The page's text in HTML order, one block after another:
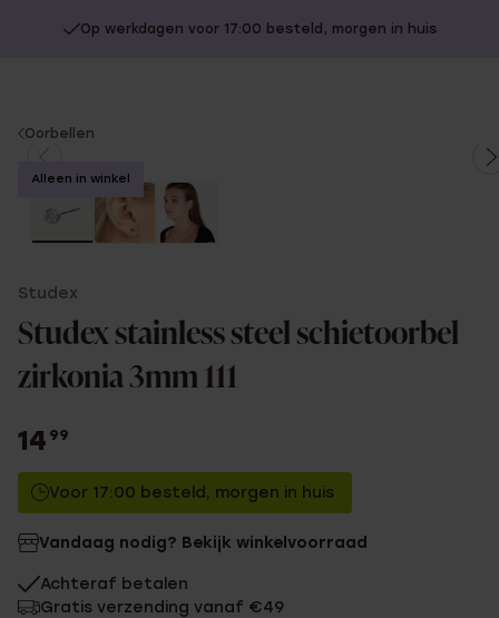
Op werkdagen voor 17:00 besteld, morgen in huis
You
here:
Oorbellen
Alleen in winkel
Studex
Studex stainless steel schietoorbel
zirkonia 3mm 111
14 99
Voor 17:00 besteld, morgen in huis
Vandaag nodig? Bekijk winkelvoorraad
Achteraf betalen
Gratis verzending vanaf €49